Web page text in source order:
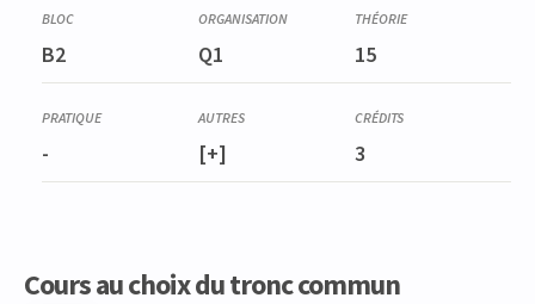
B2 Q1 15
- [+] 3
Cours au choix du tronc commun